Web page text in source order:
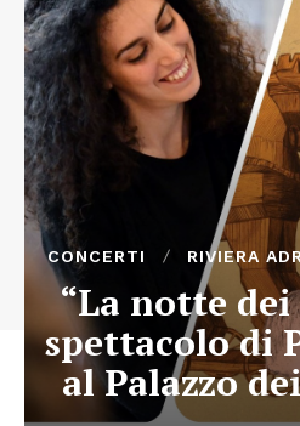
CONCERTI RIVIERA
“La notte dei
spettacolo di
al Palazzo